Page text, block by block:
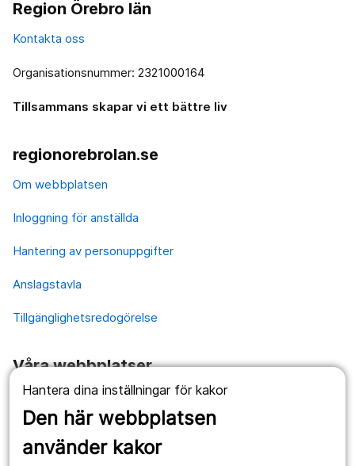
Hantera dina inställningar för kakor
Den här webbplatsen
använder kakor
Region Örebro län
Kontakta oss
Organisationsnummer: 2321000164
Tillsammans skapar vi ett bättre liv
regionorebrolan.se
Om webbplatsen
Inloggning för anställda
Hantering av personuppgifter
Anslagstavla
Tillgänglighetsredogörelse
Våra webbplatser
1177.se
Länstrafiken